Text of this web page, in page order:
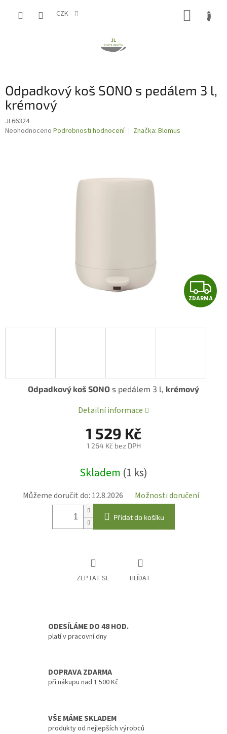
CZK
Odpadkový koš SONO s pedálem 3 l,
krémový
JL66324
Průměrné
Neohodnoceno Podrobnosti hodnocení Značka: Blomus
Z
D
ZDARMA
1 529 Kč
1 264 Kč bez DPH
cena:
Skladem (1 ks)
Můžeme doručit do: 12.8.2026 Možnosti doručení
Přidat do košíku
Odpadkový koš SONO s pedálem 3 l, krémový
Detailní informace
ZEPTAT SE HLÍDAT
ODESÍLÁME DO 48 HOD.
platí v pracovní dny
DOPRAVA ZDARMA
při nákupu nad 1 500 Kč
VŠE MÁME SKLADEM
produkty od nejlepších výrobců